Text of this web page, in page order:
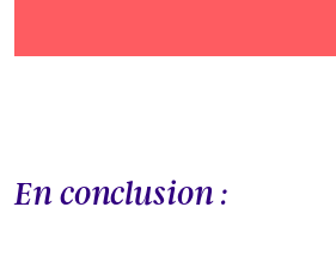
En conclusion :